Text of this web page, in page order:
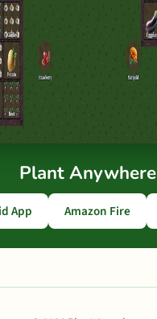
Plant Anywhere
App Amazon Fire